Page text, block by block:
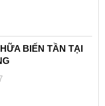
BIẾN TẦN TẠI